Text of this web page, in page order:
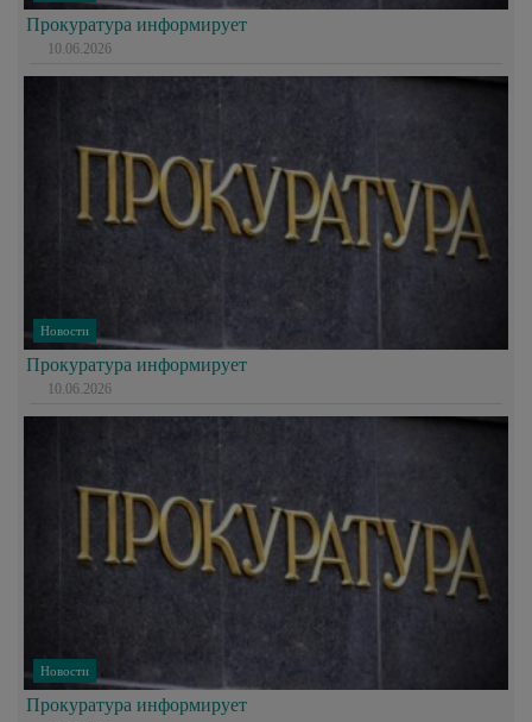
Прокуратура информирует
10.06.2026
Новости
Прокуратура информирует
10.06.2026
Новости
Прокуратура информирует